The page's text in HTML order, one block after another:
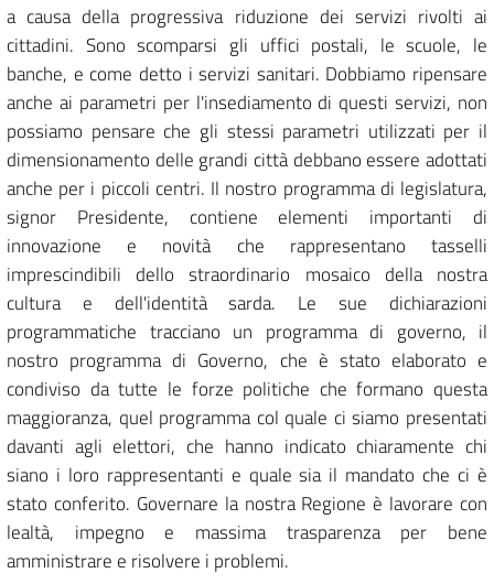
a causa della progressiva riduzione dei servizi rivolti ai
cittadini. Sono scomparsi gli uffici postali, le scuole, le
banche, e come detto i servizi sanitari. Dobbiamo ripensare
anche ai parametri per l'insediamento di questi servizi, non
possiamo pensare che gli stessi parametri utilizzati per il
dimensionamento delle grandi città debbano essere adottati
anche per i piccoli centri. Il nostro programma di legislatura,
signor Presidente, contiene elementi importanti di
innovazione e novità che rappresentano tasselli
imprescindibili dello straordinario mosaico della nostra
cultura e dell'identità sarda. Le sue dichiarazioni
programmatiche tracciano un programma di governo, il
nostro programma di Governo, che è stato elaborato e
condiviso da tutte le forze politiche che formano questa
maggioranza, quel programma col quale ci siamo presentati
davanti agli elettori, che hanno indicato chiaramente chi
siano i loro rappresentanti e quale sia il mandato che ci è
stato conferito. Governare la nostra Regione è lavorare con
lealtà, impegno e massima trasparenza per bene
amministrare e risolvere i problemi.